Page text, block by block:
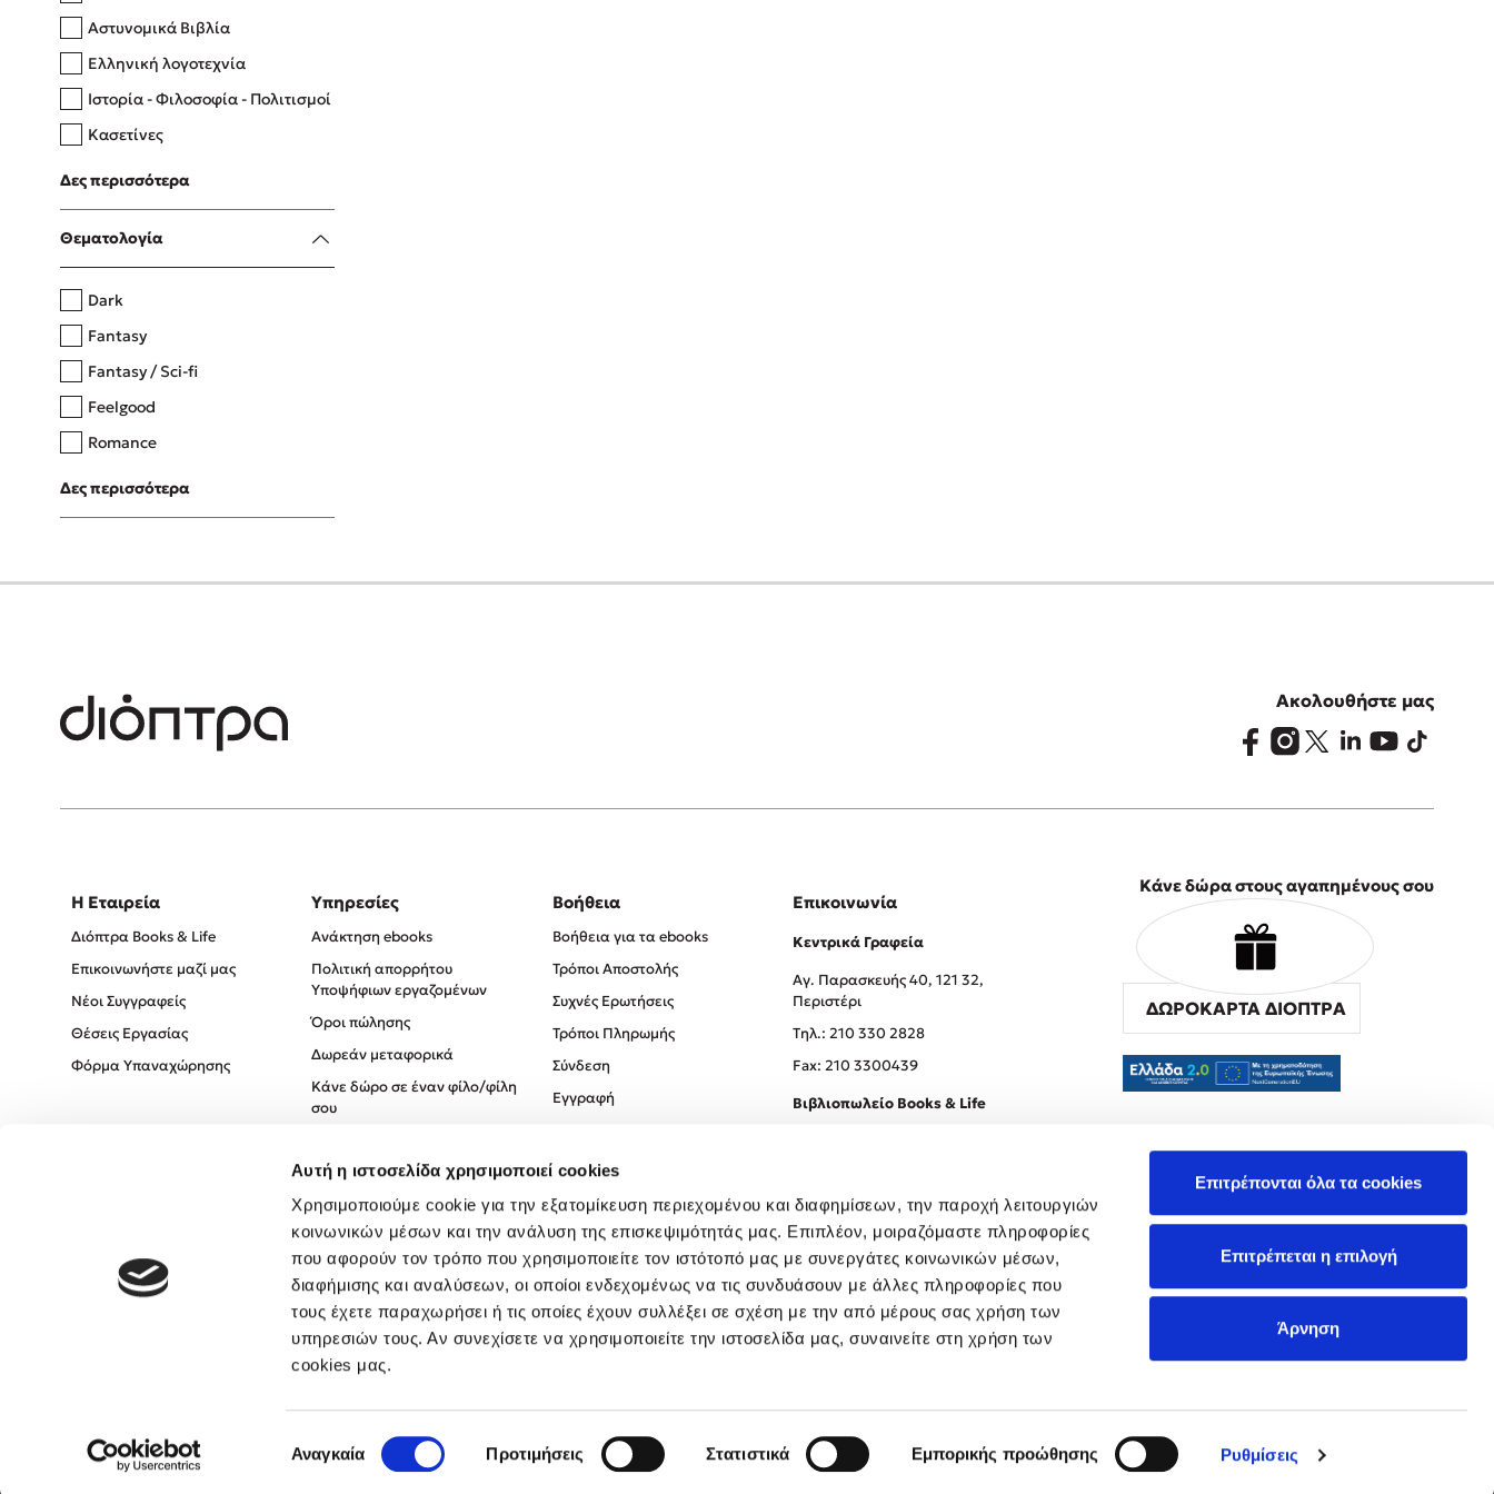
Αυτή η ιστοσελίδα χρησιμοποιεί cookies
Χρησιμοποιούμε cookie για την εξατομίκευση περιεχομένου και διαφημίσεων, την παροχή λειτουργιών
κοινωνικών μέσων και την ανάλυση της επισκεψιμότητάς μας. Επιπλέον, μοιραζόμαστε πληροφορίες
που αφορούν τον τρόπο που χρησιμοποιείτε τον ιστότοπό μας με συνεργάτες κοινωνικών μέσων,
διαφήμισης και αναλύσεων, οι οποίοι ενδεχομένως να τις συνδυάσουν με άλλες πληροφορίες που
τους έχετε παραχωρήσει ή τις οποίες έχουν συλλέξει σε σχέση με την από μέρους σας χρήση των
υπηρεσιών τους. Αν συνεχίσετε να χρησιμοποιείτε την ιστοσελίδα μας, συναινείτε στη χρήση των
cookies μας.
συγκατάθεσης
Αναγκαία Προτιμήσεις Στατιστικά Εμπορικής προώθησης Ρυθμίσεις
Επιτρέπονται όλα τα cookies
Επιτρέπεται η επιλογή
Άρνηση
Δανάη Δεληγεώργη
Πάνω, κάτω, μπροστά, πίσω
Η μέθοδος Αφήστε τους
Αστυνομικά Βιβλία
Ελληνική λογοτεχνία
Ιστορία - Φιλοσοφία - Πολιτισμοί
Κασετίνες
Λευκώματα - Έγχρωμοι οδηγοί
Μαγειρική
Δες περισσότερα
Θεματολογία
Dark
Fantasy
Fantasy / Sci-fi
Feelgood
Romance
Upmarket
Young Adult
Δες περισσότερα
Ακολουθήστε μας
Η Εταιρεία
Διόπτρα Books & Life
Επικοινωνήστε μαζί μας
Νέοι Συγγραφείς
Θέσεις Εργασίας
Φόρμα Υπαναχώρησης
Υπηρεσίες
Ανάκτηση ebooks
Πολιτική απορρήτου
Υποψήφιων εργαζομένων
Όροι πώλησης
Δωρεάν μεταφορικά
Κάνε δώρο σε έναν φίλο/φίλη
σου
Πολιτική Απορρήτου
Όροι χρήσης
Βοήθεια
Βοήθεια για τα ebooks
Τρόποι Αποστολής
Συχνές Ερωτήσεις
Τρόποι Πληρωμής
Σύνδεση
Εγγραφή
Επικοινωνία
Κεντρικά Γραφεία
Αγ. Παρασκευής 40, 121 32,
Περιστέρι
Tηλ.: 210 330 2828
Fax: 210 3300439
Βιβλιοπωλείο Books & Life
Κάνε δώρα στους αγαπημένους σου
ΔΩΡΟΚΑΡΤΑ ΔΙΟΠΤΡΑ
Created by Powered by